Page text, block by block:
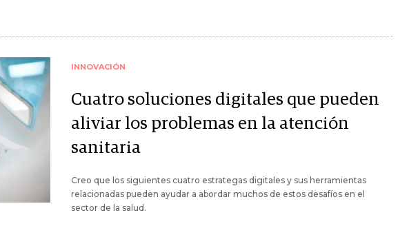
INNOVACIÓN
Cuatro soluciones digitales que pueden
aliviar los problemas en la atención
sanitaria
Creo que los siguientes cuatro estrategas digitales y sus herramientas
relacionadas pueden ayudar a abordar muchos de estos desafíos en el
sector de la salud.